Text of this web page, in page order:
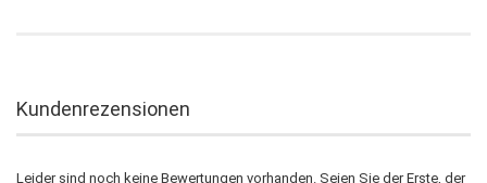
Kundenrezensionen
Leider sind noch keine Bewertungen vorhanden. Seien Sie der Erste, der